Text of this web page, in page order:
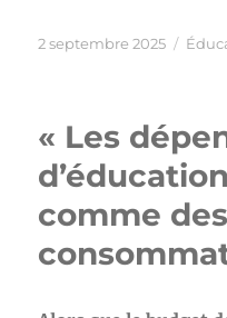
Publié
2 septembre 2025
« Les
comme